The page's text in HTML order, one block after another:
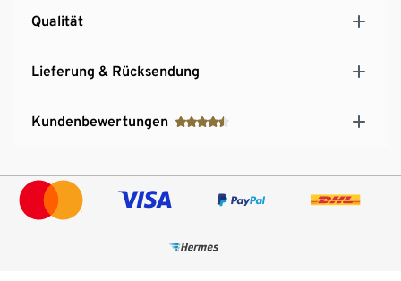
Qualität
Lieferung & Rücksendung
Kundenbewertungen